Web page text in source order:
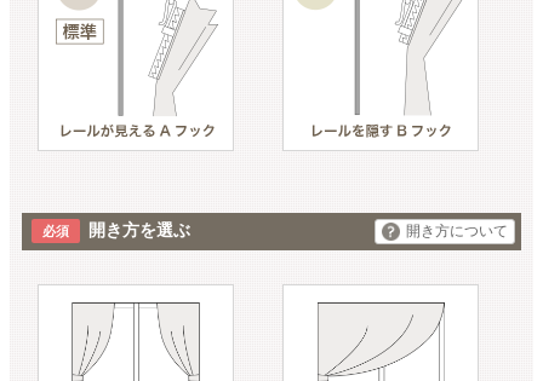
開き方を選ぶ 開き方について